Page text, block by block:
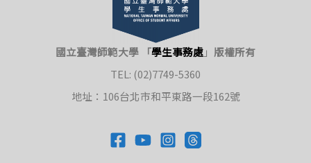
國立臺灣師範大學 「學生事務處」 版權所有
TEL: (02)7749-5360
地址：106台北市和平東路一段162號